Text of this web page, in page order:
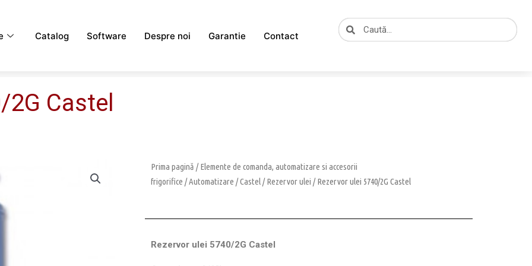
Catalog Software Despre noi Garantie Contact
CautăCaută
Castel
Prima pagină /Elemente de comanda, automatizare si accesorii
frigorifice /Automatizare /Castel/Rezervor ulei / Rezervor ulei 5740/2G Castel
Rezervor ulei 5740/2G Castel